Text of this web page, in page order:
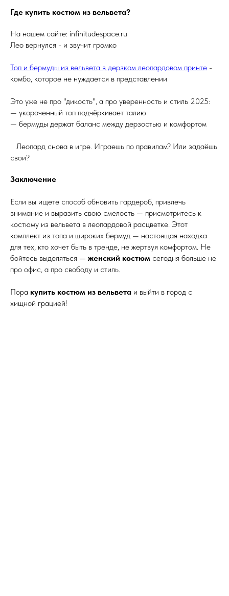
Где купить костюм из вельвета?
На нашем сайте: infinitudespace.ru
Лео вернулся - и звучит громко
Топ и бермуды из вельвета в дерзком леопардовом принте -
комбо, которое не нуждается в представлении
Это уже не про "дикость", а про уверенность и стиль 2025:
— укороченный топ подчёркивает талию
— бермуды держат баланс между дерзостью и комфортом
⠀Леопард снова в игре. Играешь по правилам? Или задаёшь
свои?
Заключение
Если вы ищете способ обновить гардероб, привлечь
внимание и выразить свою смелость — присмотритесь к
костюму из вельвета в леопардовой расцветке. Этот
комплект из топа и широких бермуд — настоящая находка
для тех, кто хочет быть в тренде, не жертвуя комфортом. Не
бойтесь выделяться — женский костюм сегодня больше не
про офис, а про свободу и стиль.
Пора купить костюм из вельвета и выйти в город с
хищной грацией!